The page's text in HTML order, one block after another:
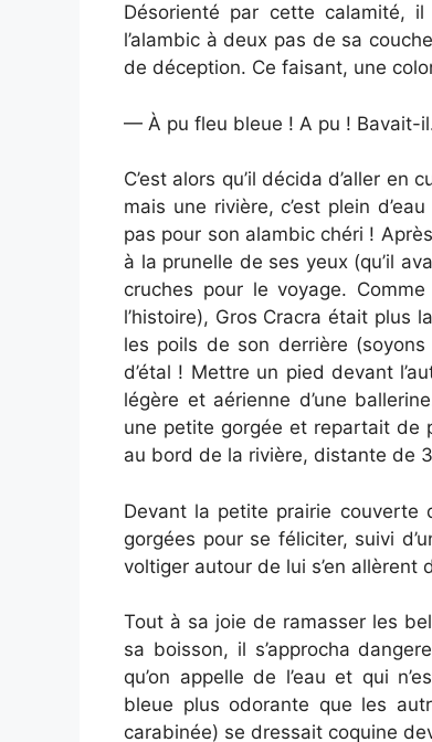
Désorienté par cette calamité,
l’alambic à deux pas de sa
de déception. Ce faisant, une
— À pu fleu bleue ! A pu ! Bavait-
C’est alors qu’il décida d’aller
mais une rivière, c’est plein
pas pour son alambic chéri !
à la prunelle de ses yeux (qu’il
cruches pour le voyage.
l’histoire), Gros Cracra était plus
les poils de son derrière
d’étal ! Mettre un pied devant
légère et aérienne d’une
une petite gorgée et repartait de
au bord de la rivière, distante de
Devant la petite prairie
gorgées pour se féliciter, suivi
voltiger autour de lui s’en
Tout à sa joie de ramasser les
sa boisson, il s’approcha
qu’on appelle de l’eau et qui
bleue plus odorante que les
carabinée) se dressait coquine